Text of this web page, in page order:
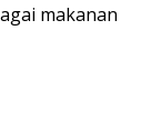
makanan